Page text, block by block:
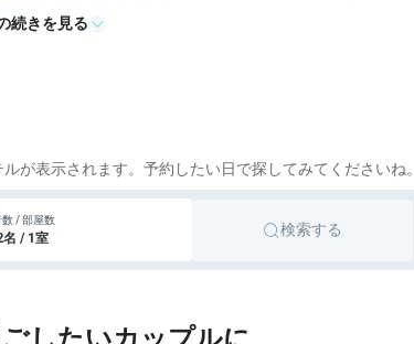
続きを見る
が表示されます。予約したい日で探してみてくださいね。
/ 部屋数
名 / 1室 検索する